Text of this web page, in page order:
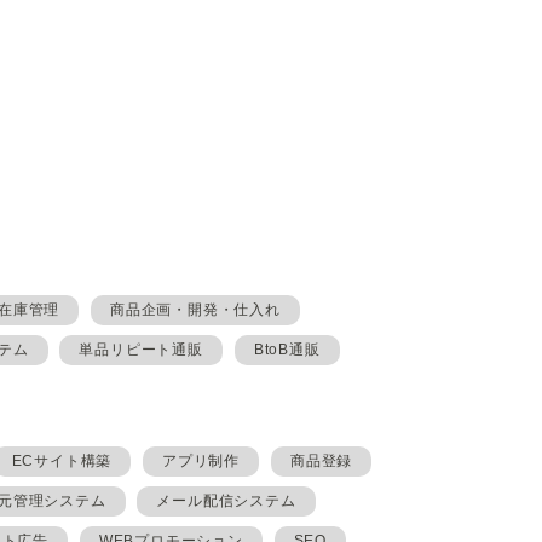
庫管理 商品企画・開発・仕入れ
ム 単品リピート通販 BtoB通販
ECサイト構築 アプリ制作 商品登録
管理システム メール配信システム